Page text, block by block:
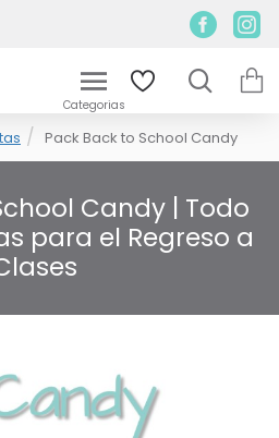
Pack Back to School Candy
Candy | Todo
para el Regreso a